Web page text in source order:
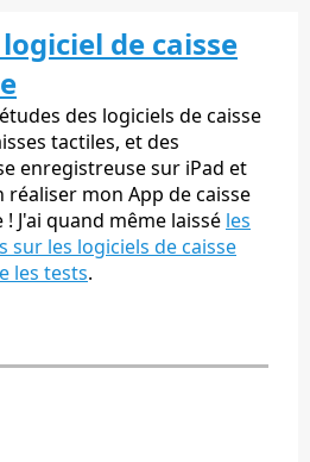
de caisse
des logiciels de caisse
tactiles, et des
enregistreuse sur iPad et
mon App de caisse
J'ai quand même laissé les
les logiciels de caisse
les tests.